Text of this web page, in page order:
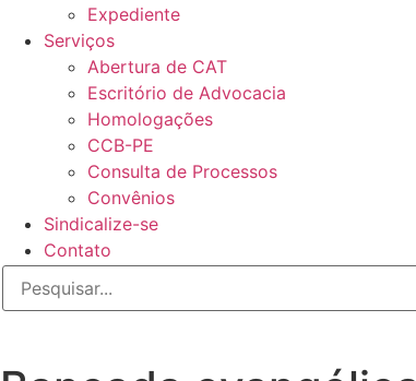
Expediente
Serviços
Abertura de CAT
Escritório de Advocacia
Homologações
CCB-PE
Consulta de Processos
Convênios
Sindicalize-se
Contato